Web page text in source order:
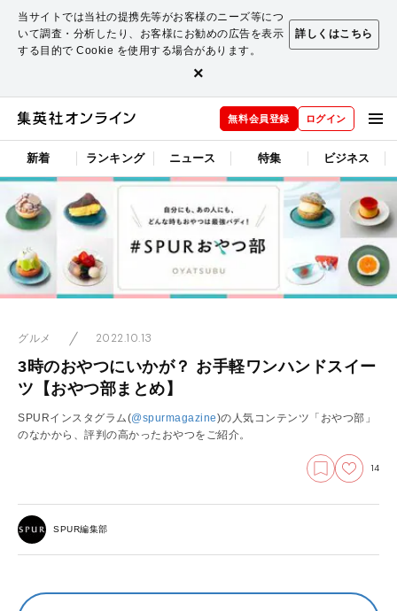
当サイトでは当社の提携先等がお客様のニーズ等につ
いて調査・分析したり、お客様にお勧めの広告を表示
する目的で Cookie を使用する場合があります。
詳しくはこちら
×
無料会員登録 ログイン
新着 ランキング ニュース 特集 ビジネス
グルメ 2022.10.13
3時のおやつにいかが？ お手軽ワンハンドスイー
ツ【おやつ部まとめ】
SPURインスタグラム(@spurmagazine)の人気コンテンツ「おやつ部」
のなかから、評判の高かったおやつをご紹介。
14
SPUR編集部